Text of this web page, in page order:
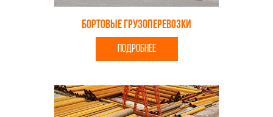
Бортовые грузоперевозки
ПОДРОБНЕЕ